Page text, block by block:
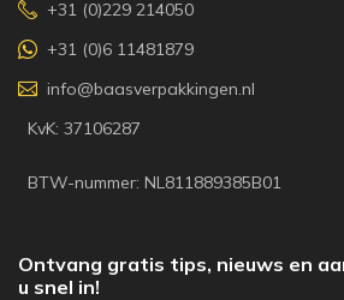
+31 (0)229 214050
+31 (0)6 11481879
info@baasverpakkingen.nl
KvK: 37106287
BTW-nummer: NL811889385B01
Ontvang gratis tips, nieuws en
u snel in!